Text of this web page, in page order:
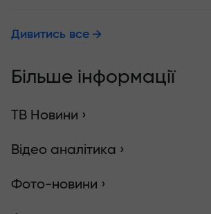
Дивитись все
Більше інформації
ТВ Новини ›
Відео аналітика ›
Фото-новини ›